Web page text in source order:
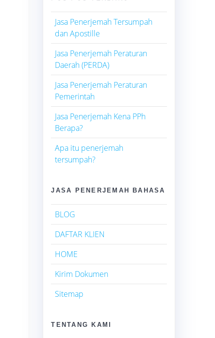
Jasa Penerjemah Tersumpah
dan Apostille
Jasa Penerjemah Peraturan
Daerah (PERDA)
Jasa Penerjemah Peraturan
Pemerintah
Jasa Penerjemah Kena PPh
Berapa?
Apa itu penerjemah
tersumpah?
JASA PENERJEMAH BAHASA
BLOG
DAFTAR KLIEN
HOME
Kirim Dokumen
Sitemap
TENTANG KAMI